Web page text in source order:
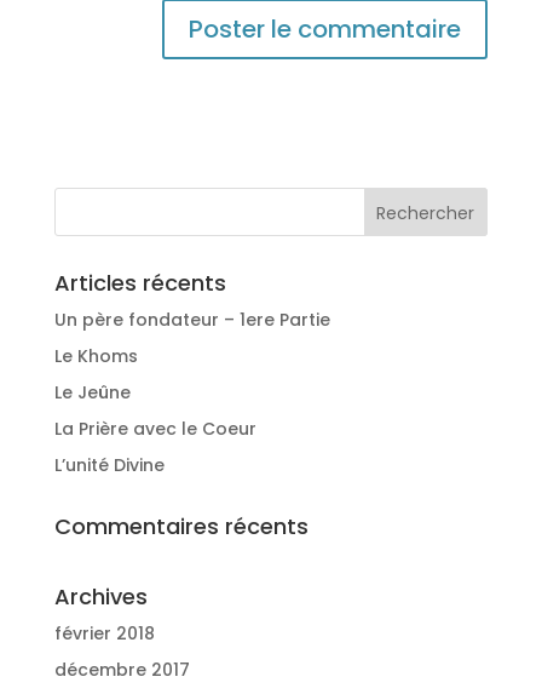
Articles récents
Un père fondateur – 1ere Partie
Le Khoms
Le Jeûne
La Prière avec le Coeur
L’unité Divine
Commentaires récents
Archives
février 2018
décembre 2017